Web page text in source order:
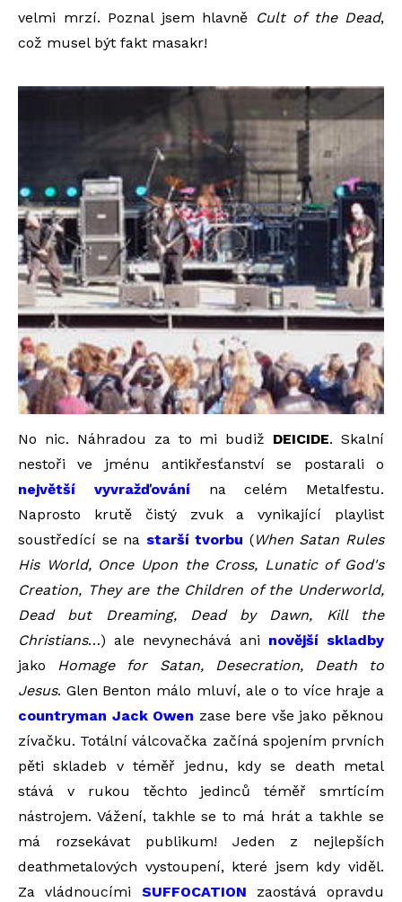
velmi mrzí. Poznal jsem hlavně Cult of the Dead,
což musel být fakt masakr!
No nic. Náhradou za to mi budiž DEICIDE. Skalní
nestoři ve jménu antikřesťanství se postarali o
největší vyvražďovánína celém Metalfestu.
Naprosto krutě čistý zvuk a vynikající playlist
soustředící se na starší tvorbu (When Satan Rules
His World, Once Upon the Cross, Lunatic of God's
Creation, They are the Children of the Underworld,
Dead but Dreaming, Dead by Dawn, Kill the
Christians…) ale nevynechává ani novější skladby
jako Homage for Satan, Desecration, Death to
Jesus. Glen Benton málo mluví, ale o to více hraje a
countryman Jack Owen zase bere vše jako pěknou
zívačku. Totální válcovačka začíná spojením prvních
pěti skladeb v téměř jednu, kdy se death metal
stává v rukou těchto jedinců téměř smrtícím
nástrojem. Vážení, takhle se to má hrát a takhle se
má rozsekávat publikum! Jeden z nejlepších
deathmetalových vystoupení, které jsem kdy viděl.
Za vládnoucími SUFFOCATION zaostává opravdu